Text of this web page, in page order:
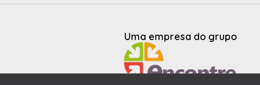
Uma empresa do grupo